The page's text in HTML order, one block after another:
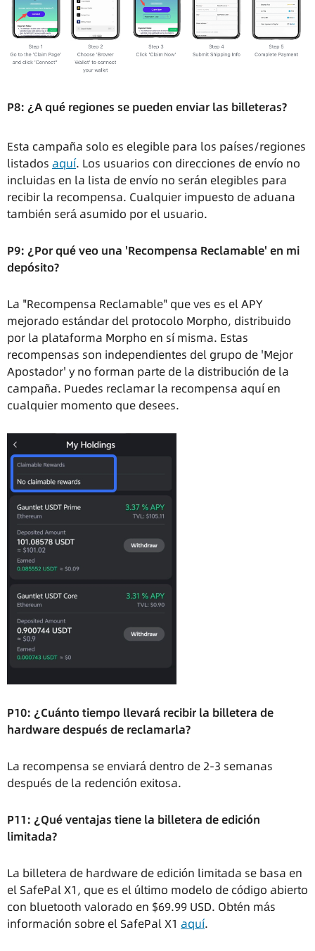
P8: ¿A qué regiones se pueden enviar las billeteras?
Esta campaña solo es elegible para los países/regiones
listados aquí. Los usuarios con direcciones de envío no
incluidas en la lista de envío no serán elegibles para
recibir la recompensa. Cualquier impuesto de aduana
también será asumido por el usuario.
P9: ¿Por qué veo una 'Recompensa Reclamable' en mi
depósito?
La "Recompensa Reclamable" que ves es el APY
mejorado estándar del protocolo Morpho, distribuido
por la plataforma Morpho en sí misma. Estas
recompensas son independientes del grupo de 'Mejor
Apostador' y no forman parte de la distribución de la
campaña. Puedes reclamar la recompensa aquí en
cualquier momento que desees.
P10: ¿Cuánto tiempo llevará recibir la billetera de
hardware después de reclamarla?
La recompensa se enviará dentro de 2-3 semanas
después de la redención exitosa.
P11: ¿Qué ventajas tiene la billetera de edición
limitada?
La billetera de hardware de edición limitada se basa en
el SafePal X1, que es el último modelo de código abierto
con bluetooth valorado en $69.99 USD. Obtén más
información sobre el SafePal X1 aquí.